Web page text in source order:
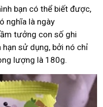
bạn có thể biết được,
nghĩa là ngày
tưởng con số ghi
sử dụng, bởi nó chỉ
lượng là 180g.